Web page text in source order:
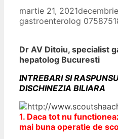
martie 21, 2021
gastroenterolog
Dr AV Ditoiu, specialist
hepatolog Bucuresti
INTREBARI SI
DISCHINEZIA BILIARA
1. Daca tot nu
mai buna operatie de